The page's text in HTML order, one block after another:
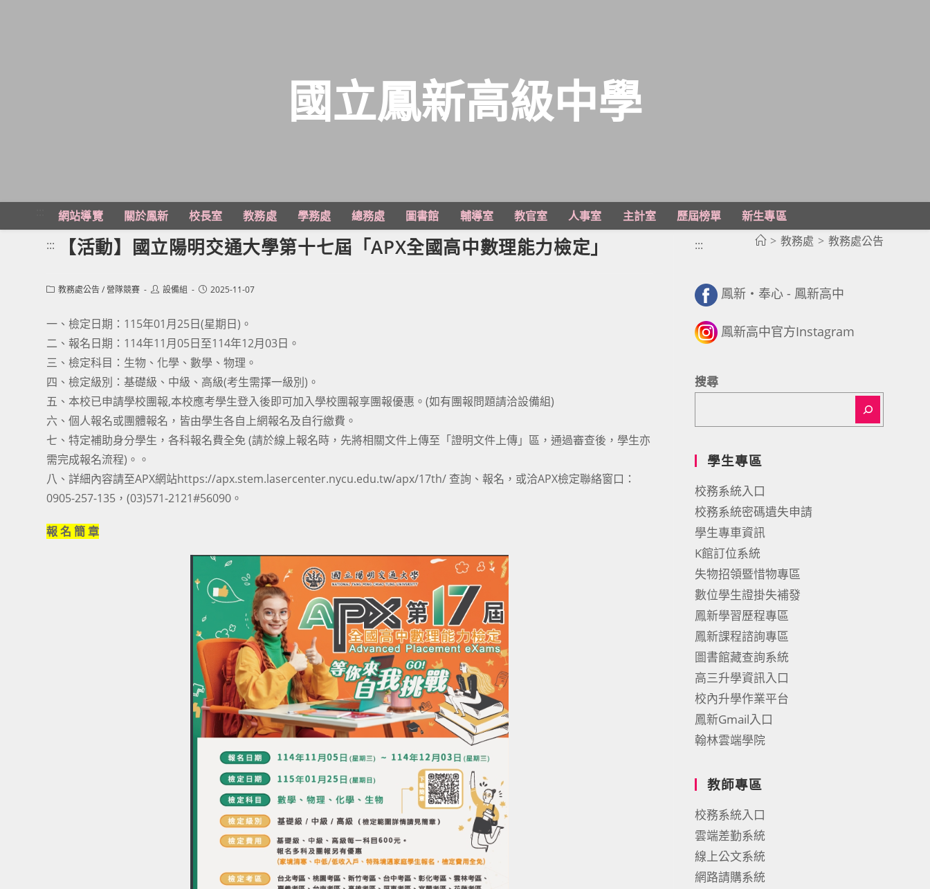
主
國立鳳新高級中學
網站導覽 關於鳳新 校長室 教務處 學務處 總務處 圖書館 輔導室 教官室 人事室 主計室 歷屆榜單
新生專區
> 教務處 > 教務處公告
::: 【活動】國立陽明交通大學第十七屆「APX全國高中數理能力檢定」
Post教務處公告/營隊競賽
Post設備組
Post2025-11-07
一、檢定日期：115年01月25日(星期日)。
二、報名日期：114年11月05日至114年12月03日。
三、檢定科目：生物、化學、數學、物理。
四、檢定級別：基礎級、中級、高級(考生需擇一級別)。
五、本校已申請學校團報,本校應考學生登入後即可加入學校團報享團報優惠。(如有團報問題請洽設備組)
六、個人報名或團體報名，皆由學生各自上網報名及自行繳費。
七、特定補助身分學生，各科報名費全免 (請於線上報名時，先將相關文件上傳至「證明文件上傳」區，通過審查後，學生亦
需完成報名流程)。。
八、詳細內容請至APX網站https://apx.stem.lasercenter.nycu.edu.tw/apx/17th/ 查詢、報名，或洽APX檢定聯絡窗口：
0905-257-135，(03)571-2121#56090。
報 名 簡 章
:::
鳳新・奉心 - 鳳新高中
鳳新高中官方Instagram
搜尋
學生專區
校務系統入口
校務系統密碼遺失申請
學生專車資訊
K館訂位系統
失物招領暨惜物專區
數位學生證掛失補發
鳳新學習歷程專區
鳳新課程諮詢專區
圖書館藏查詢系統
高三升學資訊入口
校內升學作業平台
鳳新Gmail入口
翰林雲端學院
教師專區
校務系統入口
雲端差勤系統
線上公文系統
網路請購系統